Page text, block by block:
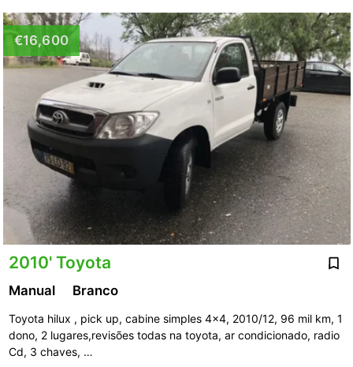
€16,600
2010' Toyota
Manual Branco
Toyota hilux , pick up, cabine simples 4x4, 2010/12, 96 mil km, 1
dono, 2 lugares,revisões todas na toyota, ar condicionado, radio
Cd, 3 chaves, …